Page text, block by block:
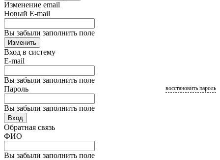
Изменение email
Новый E-mail
Вы забыли заполнить поле
Изменить
Вход в систему
E-mail
Вы забыли заполнить поле
Пароль
Вы забыли заполнить поле
восстановить пароль
Вход
Обратная связь
ФИО
Вы забыли заполнить поле